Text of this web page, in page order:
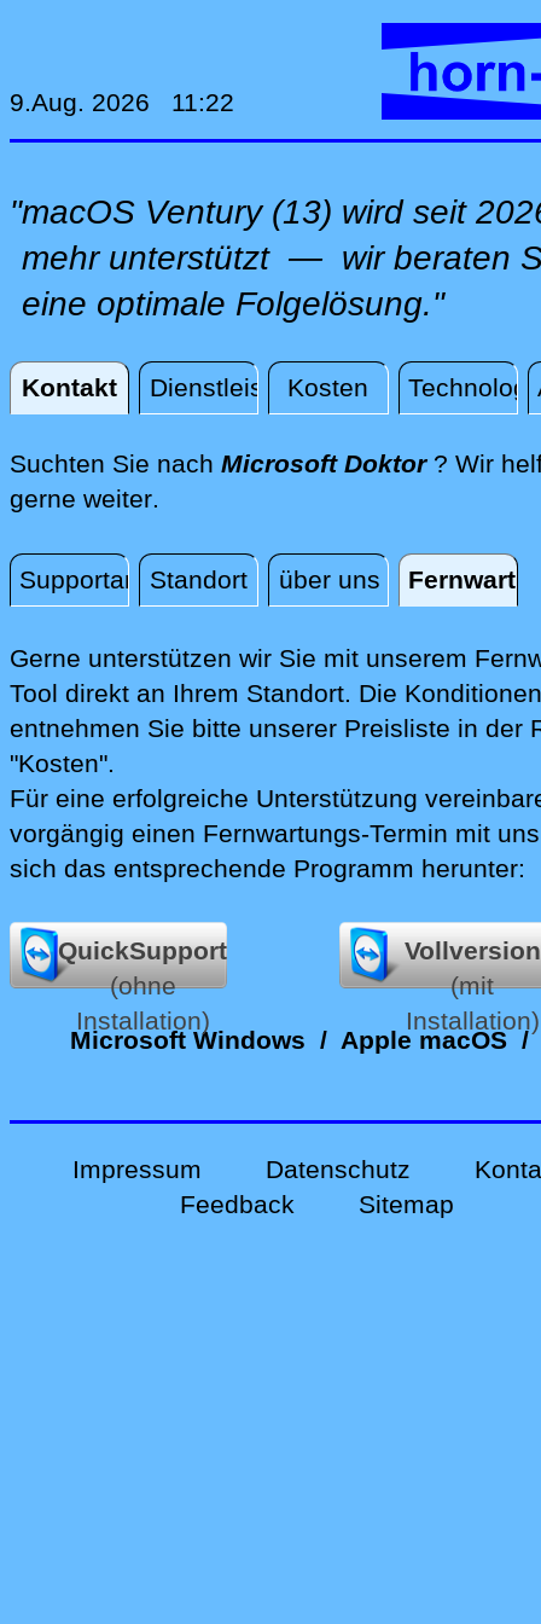
9.Aug. 2026 11:22
"macOS Ventury (13) wird seit
mehr unterstützt — wir beraten
eine optimale Folgelösung."
Kontakt Dienstleistungen
Kosten
Kontakt
Suchten Sie nach Microsoft Doktor? Wir
gerne weiterdirekt an Ihrem Standort, per
.
SupportanfrageStandort über uns
Fernwartung
Gerne unterstützen wir Sie mit unserem
Tool direkt an Ihrem Standort. Die Konditionen
entnehmen Sie bitte unserer Preisliste in der
"Kosten".
Für eine erfolgreiche Unterstützung
vorgängig einen Fernwartungs-Termin mit
sich das entsprechende Programm herunter:
QuickSupport
(ohne
Installation)
Vollversion
(mit
Installation)
Microsoft Windows /Apple macOS /
Impressum Datenschutz
Feedback
Sitemap